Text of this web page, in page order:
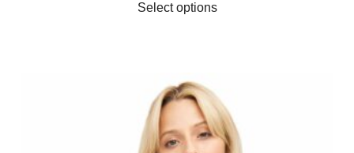
Select options